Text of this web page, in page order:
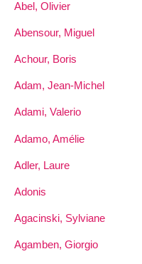
Abel, Olivier
Abensour, Miguel
Achour, Boris
Adam, Jean-Michel
Adami, Valerio
Adamo, Amélie
Adler, Laure
Adonis
Agacinski, Sylviane
Agamben, Giorgio